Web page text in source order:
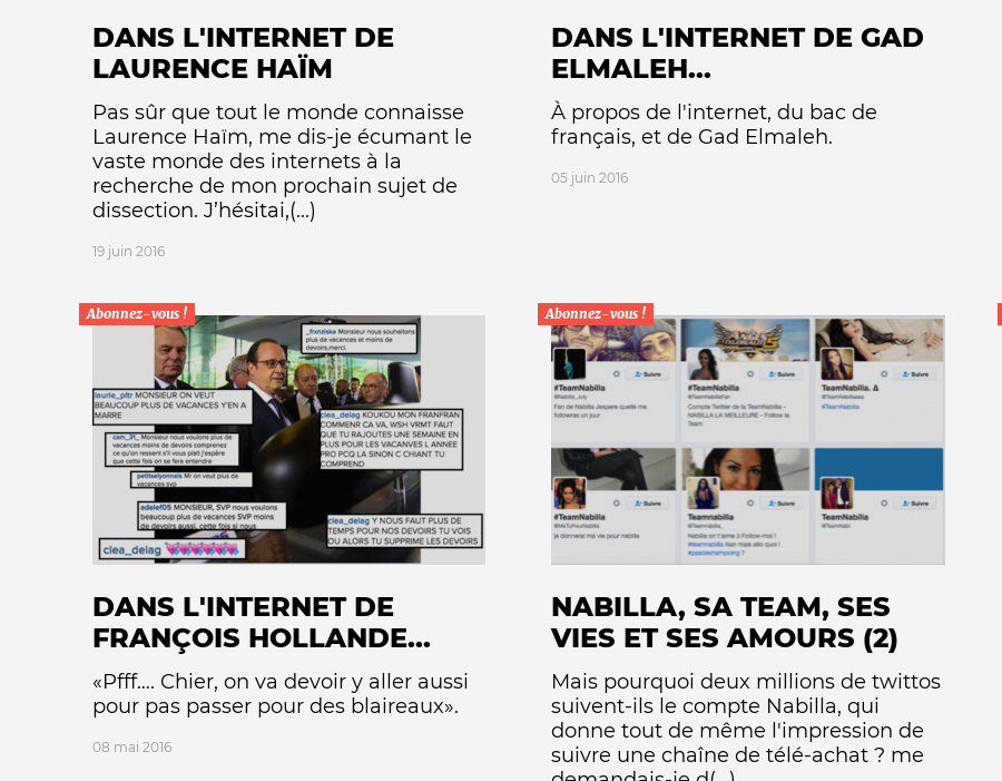
DANS L'INTERNET DE
LAURENCE HAÏM
Pas sûr que tout le monde connaisse
Laurence Haïm, me dis-je écumant le
vaste monde des internets à la
recherche de mon prochain sujet de
dissection. J’hésitai,(...)
19 juin 2016
DANS L'INTERNET DE GAD
ELMALEH...
À propos de l'internet, du bac de
français, et de Gad Elmaleh.
05 juin 2016
Abonnez-vous !
DANS L'INTERNET DE
FRANÇOIS HOLLANDE...
«Pfff…. Chier, on va devoir y aller aussi
pour pas passer pour des blaireaux».
08 mai 2016
Abonnez-vous !
NABILLA, SA TEAM, SES
VIES ET SES AMOURS (2)
Mais pourquoi deux millions de twittos
suivent-ils le compte Nabilla, qui
donne tout de même l'impression de
suivre une chaîne de télé-achat ? me